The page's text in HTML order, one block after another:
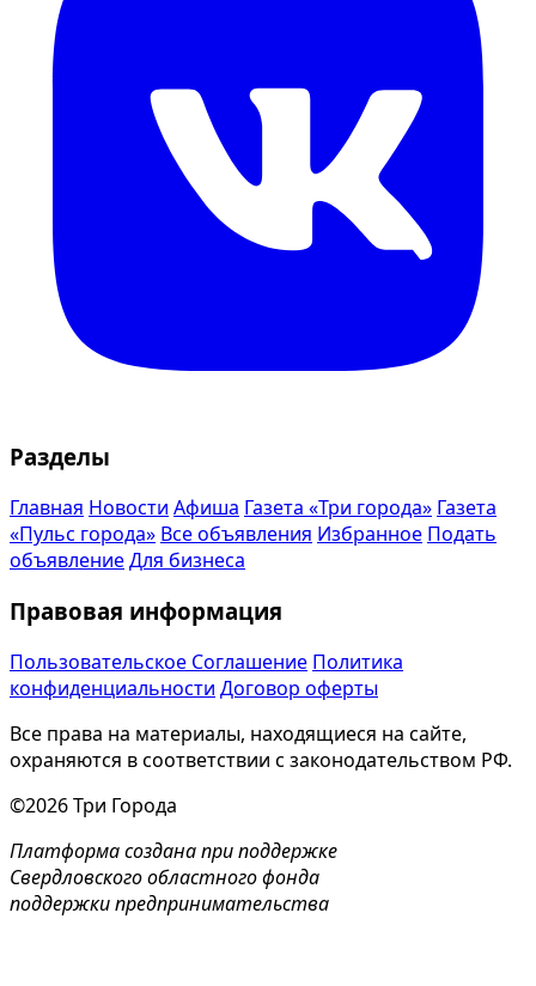
Разделы
Главная Новости Афиша Газета «Три города» Газета
«Пульс города» Все объявления Избранное Подать
объявлениеДля бизнеса
Правовая информация
Пользовательское Соглашение Политика
конфиденциальности Договор оферты
Все права на материалы, находящиеся на сайте,
охраняются в соответствии с законодательством РФ.
©2026 Три Города
Платформа создана при поддержке
Свердловского областного фонда
поддержки предпринимательства